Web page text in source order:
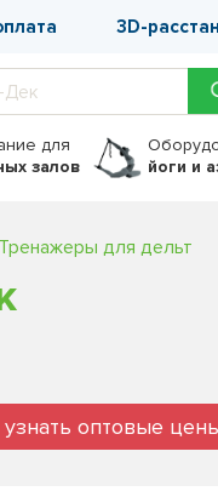
3D-
для
залов
йоги и
Тренажеры для дельт
узнать оптовые